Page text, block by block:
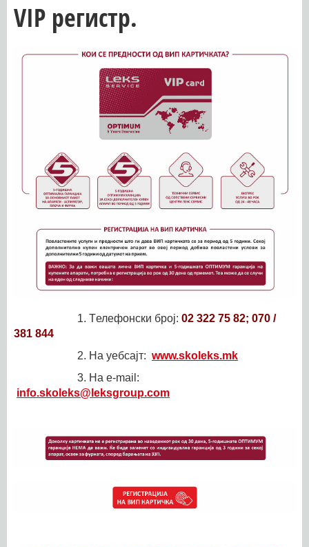
VIP регистр.
1. Tелефонски броj: 02 322 75 82; 070 /
381 844
2. На уебсаjт: www.skoleks.mk
3. На e-mail:
info.skoleks@leksgroup.com